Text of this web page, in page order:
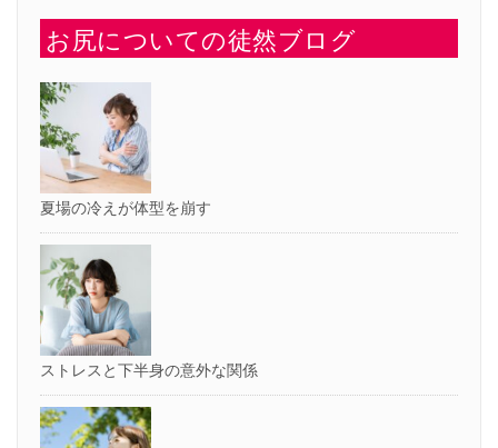
(新
し
ウ
ィ
ン
ウ
で
開
き
ま
す)
で
開
ま
す)
お尻についての徒然ブログ
夏場の冷えが体型を崩す
ストレスと下半身の意外な関係